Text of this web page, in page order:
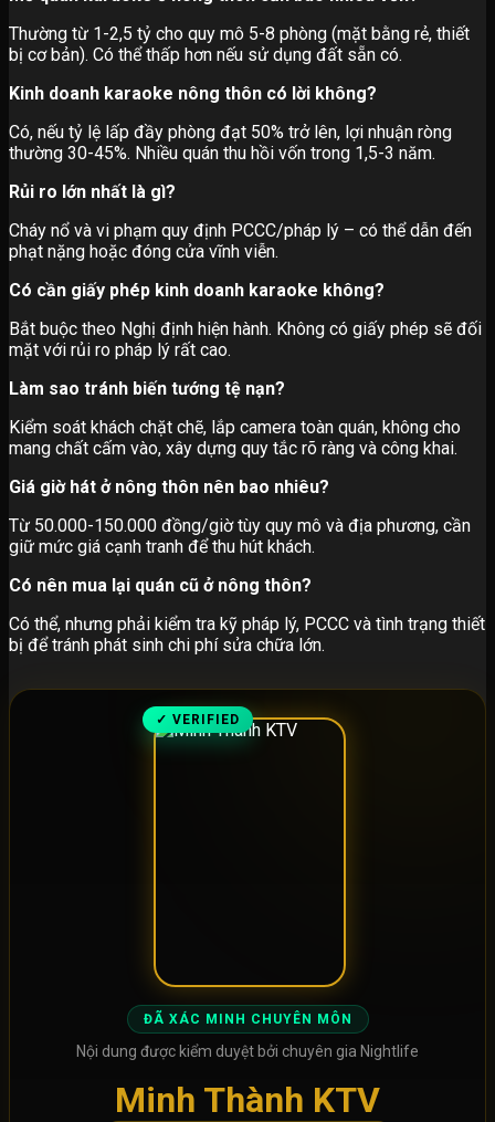
Thường từ 1-2,5 tỷ cho quy mô 5-8 phòng (mặt bằng rẻ, thiết
bị cơ bản). Có thể thấp hơn nếu sử dụng đất sẵn có.
Kinh doanh karaoke nông thôn có lời không?
Có, nếu tỷ lệ lấp đầy phòng đạt 50% trở lên, lợi nhuận ròng
thường 30-45%. Nhiều quán thu hồi vốn trong 1,5-3 năm.
Rủi ro lớn nhất là gì?
Cháy nổ và vi phạm quy định PCCC/pháp lý – có thể dẫn đến
phạt nặng hoặc đóng cửa vĩnh viễn.
Có cần giấy phép kinh doanh karaoke không?
Bắt buộc theo Nghị định hiện hành. Không có giấy phép sẽ đối
mặt với rủi ro pháp lý rất cao.
Làm sao tránh biến tướng tệ nạn?
Kiểm soát khách chặt chẽ, lắp camera toàn quán, không cho
mang chất cấm vào, xây dựng quy tắc rõ ràng và công khai.
Giá giờ hát ở nông thôn nên bao nhiêu?
Từ 50.000-150.000 đồng/giờ tùy quy mô và địa phương, cần
giữ mức giá cạnh tranh để thu hút khách.
Có nên mua lại quán cũ ở nông thôn?
Có thể, nhưng phải kiểm tra kỹ pháp lý, PCCC và tình trạng thiết
bị để tránh phát sinh chi phí sửa chữa lớn.
✓ VERIFIED
ĐÃ XÁC MINH CHUYÊN MÔN
Nội dung được kiểm duyệt bởi chuyên gia Nightlife
Minh Thành KTV